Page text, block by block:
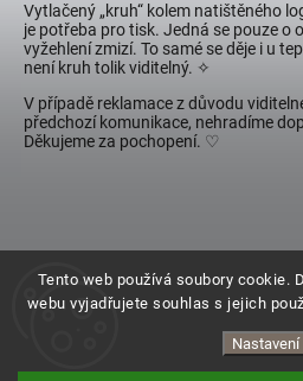
Tento web používá soubory cookie.
webu vyjadřujete souhlas s jejich
Nastavení
Vytlačený „kruh“ kolem natištěného
je potřeba pro tisk. Jedná se pouze o
vyžehlení zmizí. To samé se děje i u
není kruh tolik viditelný. ✧
V případě reklamace z důvodu
předchozí komunikace, nehradíme
Děkujeme za pochopení. ♡